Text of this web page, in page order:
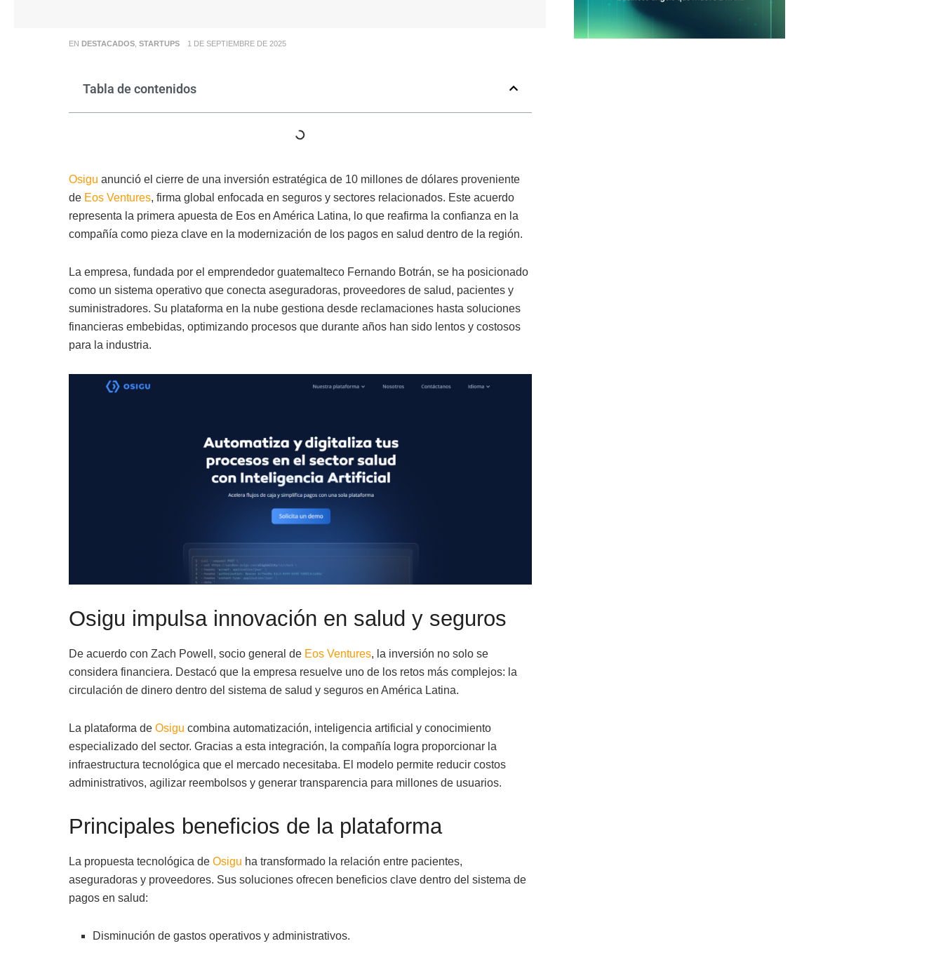
EN DESTACADOS, STARTUPS 1 DE SEPTIEMBRE DE 2025
Tabla de contenidos
Osigu anunció el cierre de una inversión estratégica de 10 millones de dólares proveniente
de Eos Ventures, firma global enfocada en seguros y sectores relacionados. Este acuerdo
representa la primera apuesta de Eos en América Latina, lo que reafirma la confianza en la
compañía como pieza clave en la modernización de los pagos en salud dentro de la región.
La empresa, fundada por el emprendedor guatemalteco Fernando Botrán, se ha posicionado
como un sistema operativo que conecta aseguradoras, proveedores de salud, pacientes y
suministradores. Su plataforma en la nube gestiona desde reclamaciones hasta soluciones
financieras embebidas, optimizando procesos que durante años han sido lentos y costosos
para la industria.
Osigu impulsa innovación en salud y seguros
De acuerdo con Zach Powell, socio general de Eos Ventures, la inversión no solo se
considera financiera. Destacó que la empresa resuelve uno de los retos más complejos: la
circulación de dinero dentro del sistema de salud y seguros en América Latina.
La plataforma de Osigu combina automatización, inteligencia artificial y conocimiento
especializado del sector. Gracias a esta integración, la compañía logra proporcionar la
infraestructura tecnológica que el mercado necesitaba. El modelo permite reducir costos
administrativos, agilizar reembolsos y generar transparencia para millones de usuarios.
Principales beneficios de la plataforma
La propuesta tecnológica de Osigu ha transformado la relación entre pacientes,
aseguradoras y proveedores. Sus soluciones ofrecen beneficios clave dentro del sistema de
pagos en salud:
Disminución de gastos operativos y administrativos.